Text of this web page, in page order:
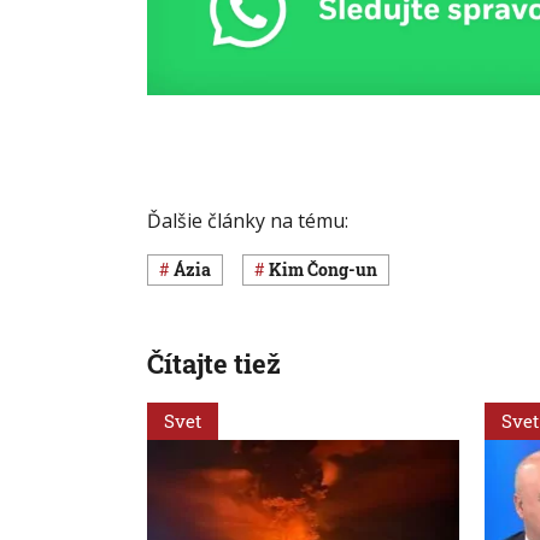
Ďalšie články na tému:
Ázia Kim Čong-un
Čítajte tiež
Svet Svet